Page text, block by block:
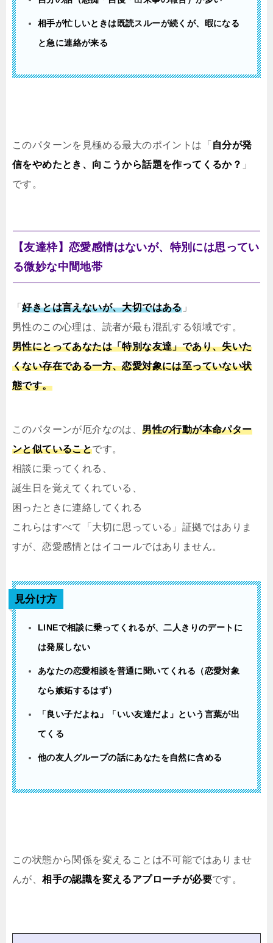
相手が忙しいときは既読スルーが続くが、暇になる
と急に連絡が来る
このパターンを見極める最大のポイントは「 自分が発
信をやめたとき、向こうから話題を作ってくるか？ 」
です。
【友達枠】恋愛感情はないが、特別には思ってい
る微妙な中間地帯
「好きとは言えないが、大切ではある」
男性のこの心理は、読者が最も混乱する領域です。
男性にとってあなたは「特別な友達」であり、失いた
くない存在である一方、恋愛対象には至っていない状
態です。
このパターンが厄介なのは、男性の行動が本命パター
ンと似ていることです。
相談に乗ってくれる、
誕生日を覚えてくれている、
困ったときに連絡してくれる
これらはすべて「大切に思っている」証拠ではありま
すが、恋愛感情とはイコールではありません。
見分け方
LINEで相談に乗ってくれるが、二人きりのデートに
は発展しない
あなたの恋愛相談を普通に聞いてくれる（恋愛対象
なら嫉妬するはず）
「良い子だよね」「いい友達だよ」という言葉が出
てくる
他の友人グループの話にあなたを自然に含める
この状態から関係を変えることは不可能ではありませ
んが、相手の認識を変えるアプローチが必要です。